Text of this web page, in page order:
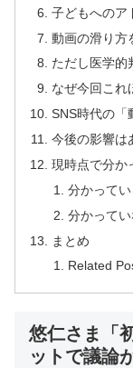
子どもへのア
動画の滑り方
ただし医学的
なぜ今回これ
SNS時代の「
今後の影響は
現時点で分か
分かってい
分かってい
まとめ
Related
悠仁さま「
ットで議論